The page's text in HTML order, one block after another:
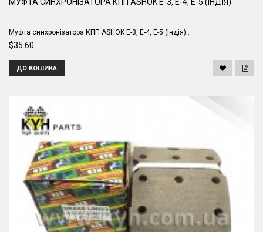
Муфта синхронізатора КПП ASHOK E-3, E-4, E-5 (Індія)..
$35.60
ДО КОШИКА